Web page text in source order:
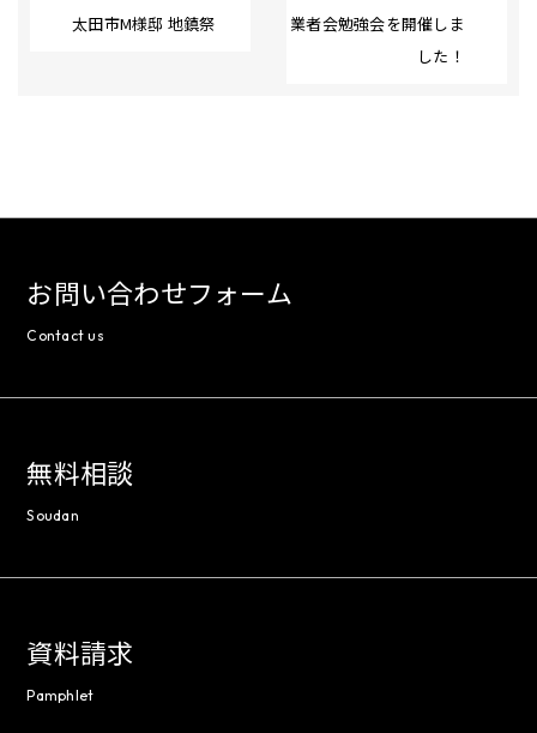
太田市M様邸 地鎮祭
業者会勉強会を開催しま
した！
お問い合わせフォーム
Contact us
無料相談
Soudan
資料請求
Pamphlet